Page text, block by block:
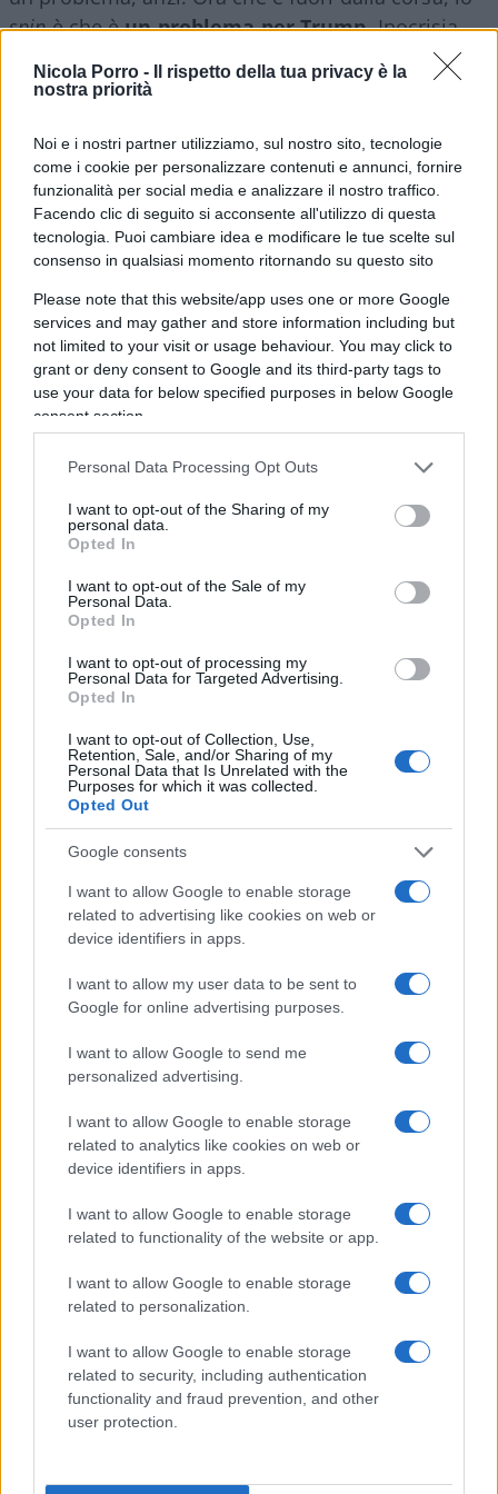
Nicola Porro -
Il rispetto della tua privacy è la
nostra priorità
Noi e i nostri partner utilizziamo, sul nostro sito, tecnologie
come i cookie per personalizzare contenuti e annunci, fornire
funzionalità per social media e analizzare il nostro traffico.
Facendo clic di seguito si acconsente all'utilizzo di questa
tecnologia. Puoi cambiare idea e modificare le tue scelte sul
consenso in qualsiasi momento ritornando su questo sito
Please note that this website/app uses one or more Google
services and may gather and store information including but
not limited to your visit or usage behaviour. You may click to
grant or deny consent to Google and its third-party tags to
use your data for below specified purposes in below Google
consent section.
Personal Data Processing Opt Outs
I want to opt-out of the Sharing of my
personal data.
Opted In
I want to opt-out of the Sale of my
Personal Data.
Opted In
I want to opt-out of processing my
Personal Data for Targeted Advertising.
Opted In
I want to opt-out of Collection, Use,
Retention, Sale, and/or Sharing of my
Personal Data that Is Unrelated with the
Purposes for which it was collected.
Opted Out
Google consents
I want to allow Google to enable storage
related to advertising like cookies on web or
device identifiers in apps.
I want to allow my user data to be sent to
Google for online advertising purposes.
I want to allow Google to send me
personalized advertising.
I want to allow Google to enable storage
related to analytics like cookies on web or
device identifiers in apps.
I want to allow Google to enable storage
related to functionality of the website or app.
I want to allow Google to enable storage
related to personalization.
I want to allow Google to enable storage
related to security, including authentication
functionality and fraud prevention, and other
user protection.
spinè che èun problema per Trump. Ipocrisia
condizioni di salute, ildeclino cognitivoche tutti
abbiamo visto. Già nella campagna del 2020, se
ricordate, Biden ha tenuto pochissimi comizi,
quasi tutti nei giorni finali, tanto che i suoi
avversari ironizzavano parlando di una campagna
condotta dal“basement”, dal seminterrato. Gli
episodi di assenza si sono fatti via via più
frequenti e meno controllabili dallo staff.
Motivo di salute o altro?
La minaccia di attivazione del 25esimo
emendamento sarebbe la conferma che le
condizioni di salute (o meglio, il fatto che il
evidente) sono il vero motivo del ritiro. D’altronde,
se così non fosse, la minaccia non avrebbe potuto
funzionare. Ma se è così, di tutta evidenza Biden
non è in condizioni nemmeno di portare a
mesi). Cosa accadrebbe se durante un’emergenza,
o un evento pubblico internazionale, avesse un
vuoto, si spegnesse improvvisamente (il che
potrebbe essere già accaduto)?
Ma se così non fosse, se come ci è stato ripetuto
fino al 27 giugno il presidente è
Democratico. Ciò significherebbe che 4 o
candidato scelto da 14 milioni di elettori alle
primarie semplicemente perché stava andando
troppo male nei sondaggi, sostituendolo con
una candidata da loro scelta. Non vogliamo
chiamarlo“coup”? Ma certo non sarebbe proprio il
massimo per un partito chiamato “democratico”.
Le modalità e le tempistiche del ritiro di Biden
non sono certo tra le più trasparenti e lineari, a
voluto fosse organizzato per la prima volta nella
storiaprimadelle convention dei due partiti –
evidentemente, prevedendo la
candidato.